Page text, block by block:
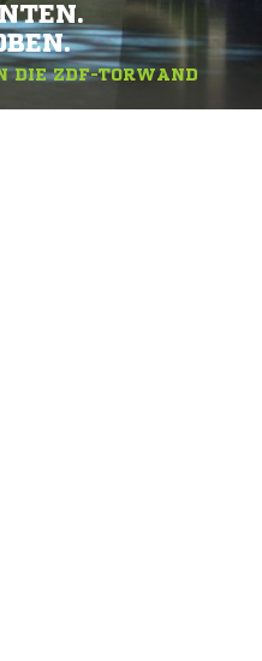
DIE ZDF-TORWAND